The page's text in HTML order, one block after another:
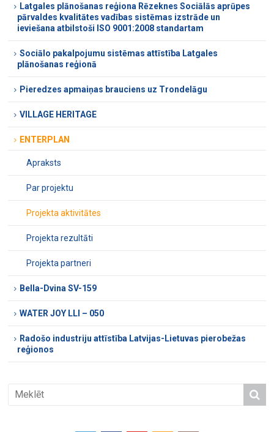
Latgales plānošanas reģiona Rēzeknes Sociālās aprūpes
pārvaldes kvalitātes vadības sistēmas izstrāde un
ieviešana atbilstoši ISO 9001:2008 standartam
Sociālo pakalpojumu sistēmas attīstība Latgales
plānošanas reģionā
Pieredzes apmaiņas brauciens uz Trondelāgu
VILLAGE HERITAGE
ENTERPLAN
Apraksts
Par projektu
Projekta aktivitātes
Projekta rezultāti
Projekta partneri
Bella-Dvina SV-159
WATER JOY LLI – 050
Radošo industriju attīstība Latvijas-Lietuvas pierobežas
reģionos